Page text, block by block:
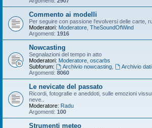
Commento ai modelli
Per seguire con passione l'evolversi delle carte,
Moderatori: Moderatore TheSoundOfWind
Argomenti: 1916
Nowcasting
Segnalazioni del tempo in atto
Moderatori: Moderatore oscarbs
Subforum:
Archivio nowcasting, Archivio
Argomenti: 8060
Le nevicate del passato
Ricordi, fotografie e aneddoti, sulle emozioni
neve..
Moderatore: Radu
Argomenti: 100
Strumenti meteo